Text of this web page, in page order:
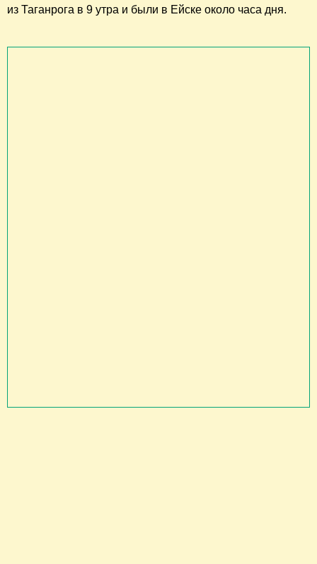
из Таганрога в 9 утра и были в Ейске около часа дня.